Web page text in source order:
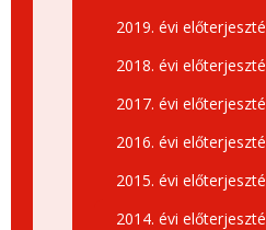
2019. évi
2018. évi
2017. évi
2016. évi
2015. évi
2014. évi